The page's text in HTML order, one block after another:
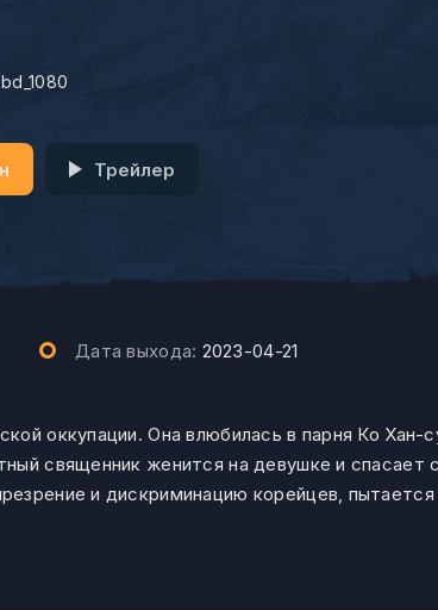
bd_1080
Трейлер
Дата выхода: 2023-04-21
оккупации. Она влюбилась в парня Ко Хан-
священник женится на девушке и спасает
и дискриминацию корейцев, пытается